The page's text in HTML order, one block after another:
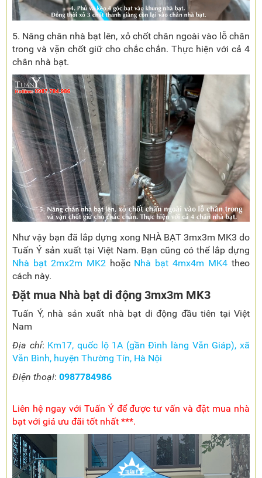
5. Nâng chân nhà bạt lên, xỏ chốt chân ngoài vào lỗ chân
trong và vặn chốt giữ cho chắc chắn. Thực hiện với cả 4
chân nhà bạt.
Như vậy bạn đã lắp dựng xong NHÀ BẠT 3mx3m MK3 do
Tuấn Ý sản xuất tại Việt Nam. Bạn cũng có thể lắp dựng
Nhà bạt 2mx2m MK2hoặc Nhà bạt 4mx4m MK4 theo
cách này.
Đặt mua Nhà bạt di động 3mx3m MK3
Tuấn Ý, nhà sản xuất nhà bạt di động đầu tiên tại Việt
Nam
Địa chỉ: Km17, quốc lộ 1A (gần Đình làng Văn Giáp), xã
Văn Bình, huyện Thường Tín, Hà Nội
Điện thoại: 0987784986
Liên hệ ngay với Tuấn Ý để được tư vấn và đặt mua nhà
bạt với giá ưu đãi tốt nhất ***.